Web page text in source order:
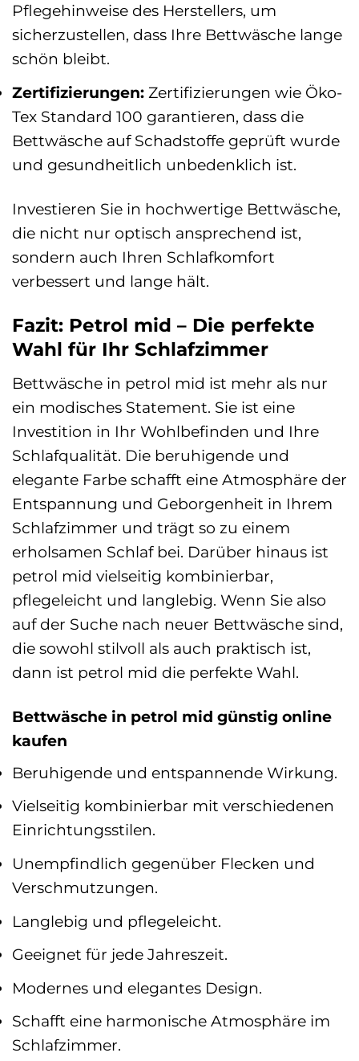
Pflegehinweise des Herstellers, um
sicherzustellen, dass Ihre Bettwäsche lange
schön bleibt.
Zertifizierungen: Zertifizierungen wie Öko-
Tex Standard 100 garantieren, dass die
Bettwäsche auf Schadstoffe geprüft wurde
und gesundheitlich unbedenklich ist.
Investieren Sie in hochwertige Bettwäsche,
die nicht nur optisch ansprechend ist,
sondern auch Ihren Schlafkomfort
verbessert und lange hält.
Fazit: Petrol mid – Die perfekte
Wahl für Ihr Schlafzimmer
Bettwäsche in petrol mid ist mehr als nur
ein modisches Statement. Sie ist eine
Investition in Ihr Wohlbefinden und Ihre
Schlafqualität. Die beruhigende und
elegante Farbe schafft eine Atmosphäre der
Entspannung und Geborgenheit in Ihrem
Schlafzimmer und trägt so zu einem
erholsamen Schlaf bei. Darüber hinaus ist
petrol mid vielseitig kombinierbar,
pflegeleicht und langlebig. Wenn Sie also
auf der Suche nach neuer Bettwäsche sind,
die sowohl stilvoll als auch praktisch ist,
dann ist petrol mid die perfekte Wahl.
Bettwäsche in petrol mid günstig online
kaufen
Beruhigende und entspannende Wirkung.
Vielseitig kombinierbar mit verschiedenen
Einrichtungsstilen.
Unempfindlich gegenüber Flecken und
Verschmutzungen.
Langlebig und pflegeleicht.
Geeignet für jede Jahreszeit.
Modernes und elegantes Design.
Schafft eine harmonische Atmosphäre im
Schlafzimmer.